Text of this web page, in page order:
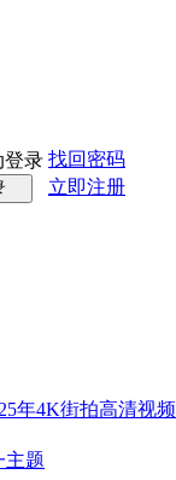
登录 找回密码
立即注册
年4K街拍高清视